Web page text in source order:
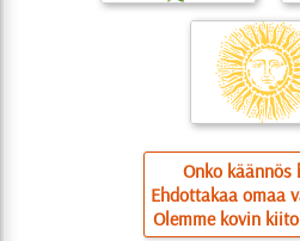
Onko käännös
Ehdottakaa omaa
Olemme kovin